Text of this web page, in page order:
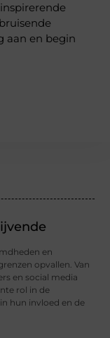
aan en begin
en
opvallen. Van
en social media
rol in de
hun invloed en de